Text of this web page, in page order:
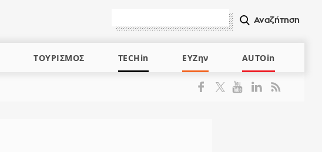
ΤΟΥΡΙΣΜΟΣ TECHin ΕΥΖην AUTOin